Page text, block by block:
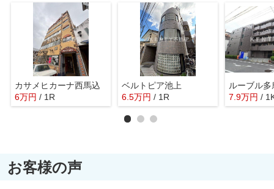
カサメヒカーナ西馬込
6万円 / 1R
ベルトピア池上
6.5万円 / 1R
ルーブル
7.9万円 /
お客様の声